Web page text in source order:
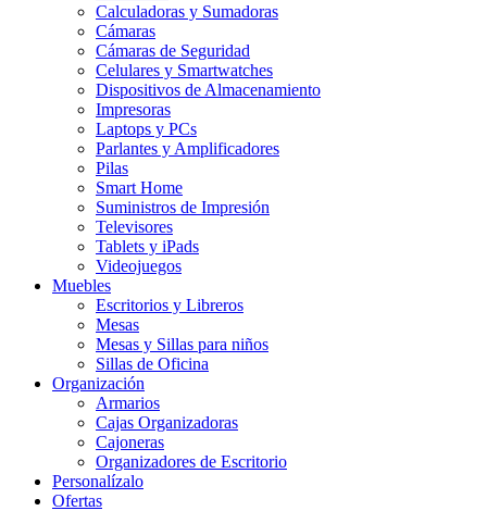
Calculadoras y Sumadoras
Cámaras
Cámaras de Seguridad
Celulares y Smartwatches
Dispositivos de Almacenamiento
Impresoras
Laptops y PCs
Parlantes y Amplificadores
Pilas
Smart Home
Suministros de Impresión
Televisores
Tablets y iPads
Videojuegos
Muebles
Escritorios y Libreros
Mesas
Mesas y Sillas para niños
Sillas de Oficina
Organización
Armarios
Cajas Organizadoras
Cajoneras
Organizadores de Escritorio
Personalízalo
Ofertas